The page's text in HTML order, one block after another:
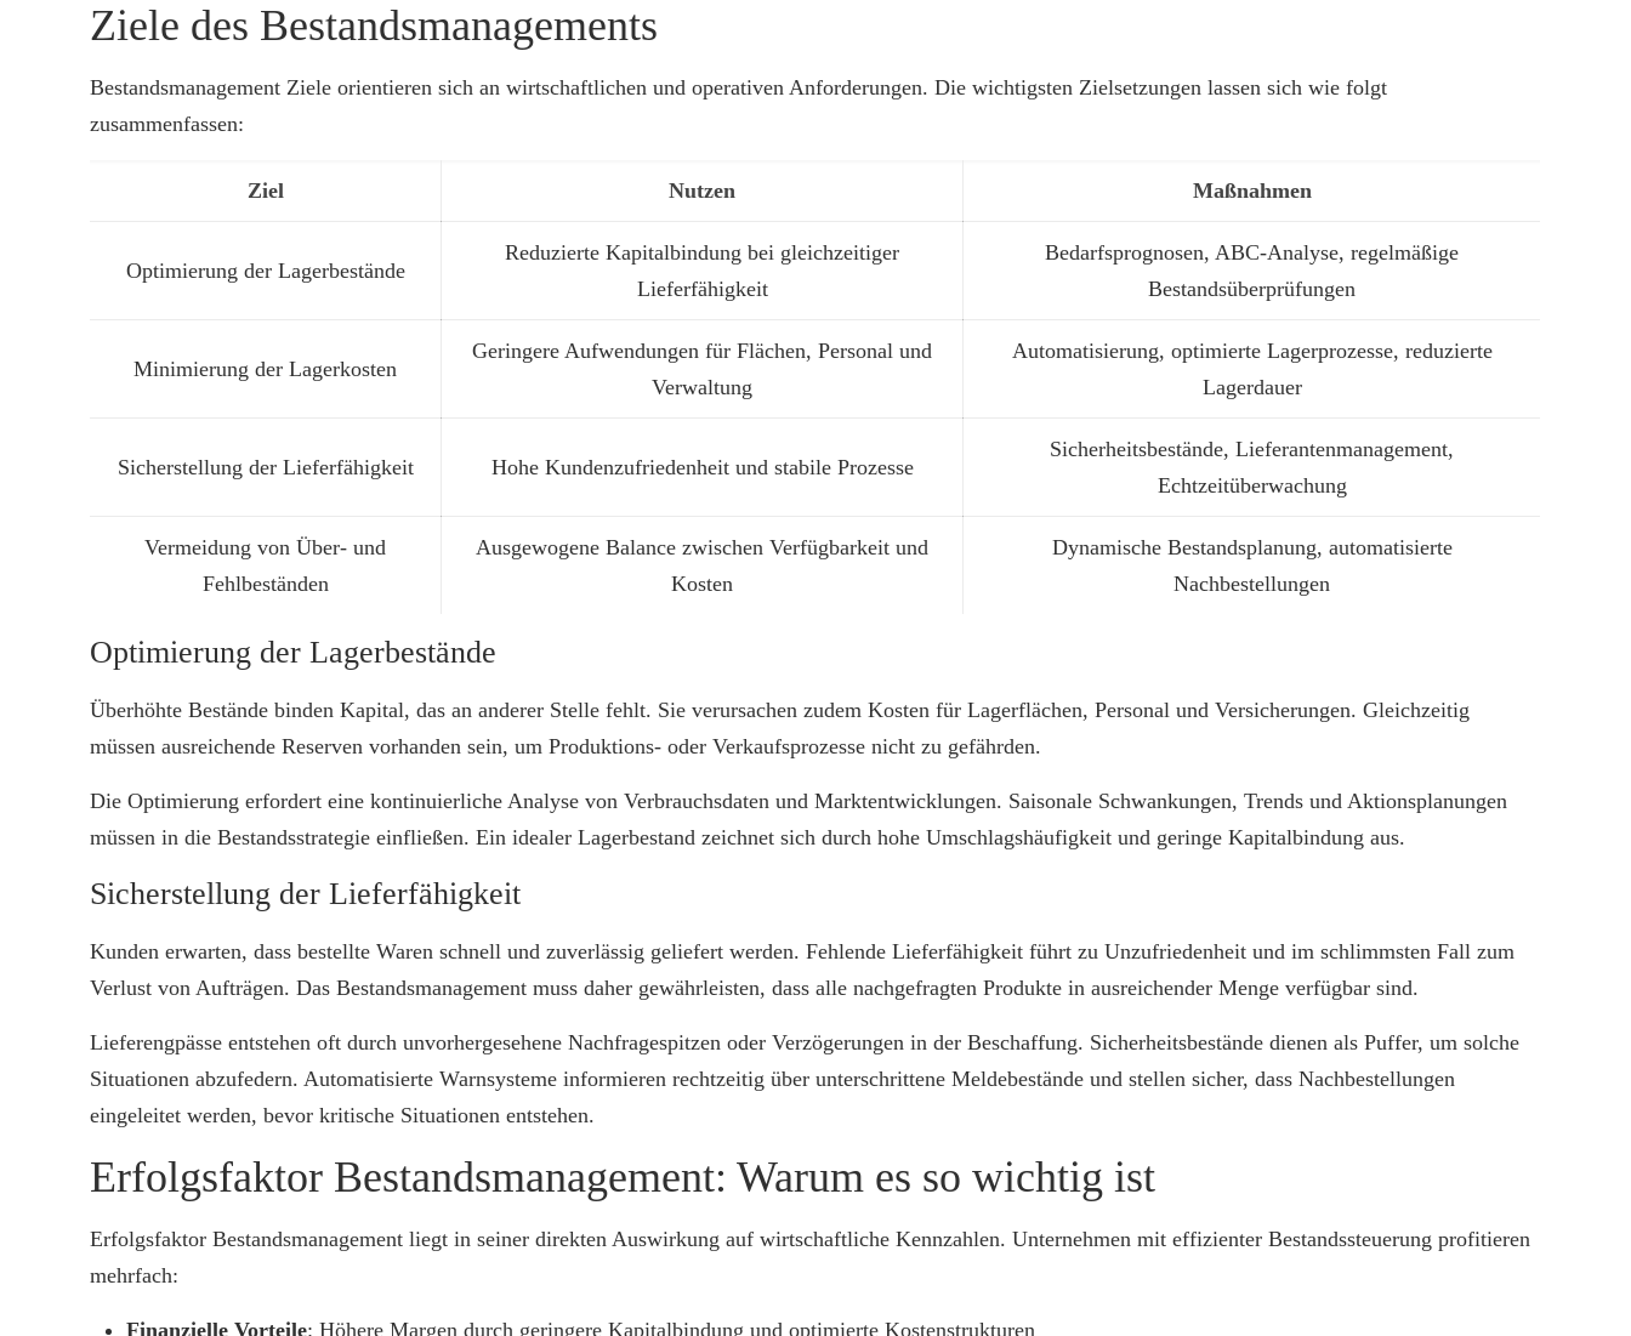
Ziele des Bestandsmanagements
Bestandsmanagement Ziele orientieren sich an wirtschaftlichen und operativen Anforderungen. Die wichtigsten Zielsetzungen lassen sich wie folgt
zusammenfassen:
Ziel Nutzen Maßnahmen
Optimierung der Lagerbestände
Reduzierte Kapitalbindung bei gleichzeitiger
Lieferfähigkeit
Bedarfsprognosen, ABC-Analyse, regelmäßige
Bestandsüberprüfungen
Minimierung der Lagerkosten
Geringere Aufwendungen für Flächen, Personal und
Verwaltung
Automatisierung, optimierte Lagerprozesse, reduzierte
Lagerdauer
Sicherstellung der Lieferfähigkeit Hohe Kundenzufriedenheit und stabile Prozesse
Sicherheitsbestände, Lieferantenmanagement,
Echtzeitüberwachung
Vermeidung von Über- und
Fehlbeständen
Ausgewogene Balance zwischen Verfügbarkeit und
Kosten
Dynamische Bestandsplanung, automatisierte
Nachbestellungen
Optimierung der Lagerbestände
Überhöhte Bestände binden Kapital, das an anderer Stelle fehlt. Sie verursachen zudem Kosten für Lagerflächen, Personal und Versicherungen. Gleichzeitig
müssen ausreichende Reserven vorhanden sein, um Produktions- oder Verkaufsprozesse nicht zu gefährden.
Die Optimierung erfordert eine kontinuierliche Analyse von Verbrauchsdaten und Marktentwicklungen. Saisonale Schwankungen, Trends und Aktionsplanungen
müssen in die Bestandsstrategie einfließen. Ein idealer Lagerbestand zeichnet sich durch hohe Umschlagshäufigkeit und geringe Kapitalbindung aus.
Sicherstellung der Lieferfähigkeit
Kunden erwarten, dass bestellte Waren schnell und zuverlässig geliefert werden. Fehlende Lieferfähigkeit führt zu Unzufriedenheit und im schlimmsten Fall zum
Verlust von Aufträgen. Das Bestandsmanagement muss daher gewährleisten, dass alle nachgefragten Produkte in ausreichender Menge verfügbar sind.
Lieferengpässe entstehen oft durch unvorhergesehene Nachfragespitzen oder Verzögerungen in der Beschaffung. Sicherheitsbestände dienen als Puffer, um solche
Situationen abzufedern. Automatisierte Warnsysteme informieren rechtzeitig über unterschrittene Meldebestände und stellen sicher, dass Nachbestellungen
eingeleitet werden, bevor kritische Situationen entstehen.
Erfolgsfaktor Bestandsmanagement: Warum es so wichtig ist
Erfolgsfaktor Bestandsmanagement liegt in seiner direkten Auswirkung auf wirtschaftliche Kennzahlen. Unternehmen mit effizienter Bestandssteuerung profitieren
mehrfach:
Finanzielle Vorteile: Höhere Margen durch geringere Kapitalbindung und optimierte Kostenstrukturen